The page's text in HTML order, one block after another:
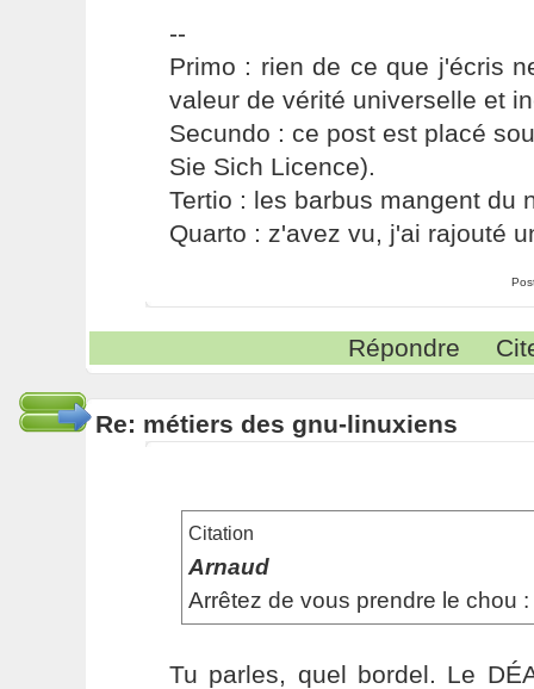
--
Primo : rien de ce que j'écris
valeur de vérité universelle et
Secundo : ce post est placé
Sie Sich Licence).
Tertio : les barbus mangent du
Quarto : z'avez vu, j'ai rajouté
Répondre
Re: métiers des gnu-linuxiens
Citation
Arnaud
Arrêtez de vous prendre le chou
Tu parles, quel bordel. Le